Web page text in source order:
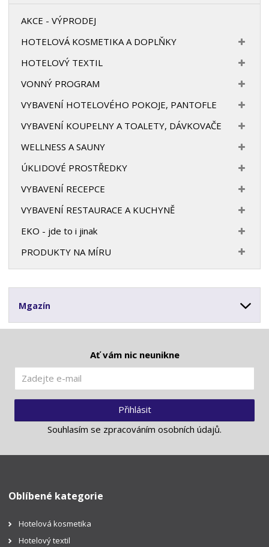
AKCE - VÝPRODEJ
HOTELOVÁ KOSMETIKA A DOPLŇKY
HOTELOVÝ TEXTIL
VONNÝ PROGRAM
VYBAVENÍ HOTELOVÉHO POKOJE, PANTOFLE
VYBAVENÍ KOUPELNY A TOALETY, DÁVKOVAČE
WELLNESS A SAUNY
ÚKLIDOVÉ PROSTŘEDKY
VYBAVENÍ RECEPCE
VYBAVENÍ RESTAURACE A KUCHYNĚ
EKO - jde to i jinak
PRODUKTY NA MÍRU
Mgazín
Ať vám nic neunikne
Přihlásit
Souhlasím se zpracováním osobních údajů.
Oblíbené kategorie
Hotelová kosmetika
Hotelový textil